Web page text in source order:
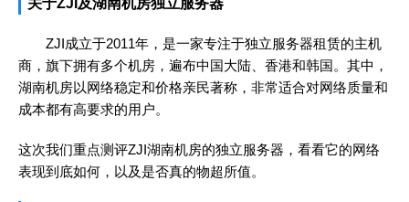
关于ZJI及湖南机房独立服务器
ZJI成立于2011年，是一家专注于独立服务器租赁的主机
商，旗下拥有多个机房，遍布中国大陆、香港和韩国。其中，
湖南机房以网络稳定和价格亲民著称，非常适合对网络质量和
成本都有高要求的用户。
这次我们重点测评ZJI湖南机房的独立服务器，看看它的网络
表现到底如何，以及是否真的物超所值。